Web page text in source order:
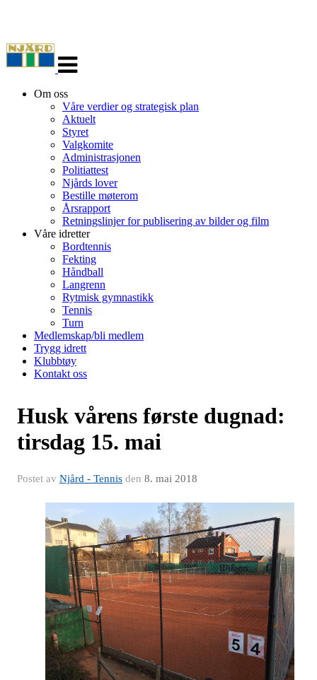
navigasjon
Om oss
Våre verdier og strategisk plan
Aktuelt
Styret
Valgkomite
Administrasjonen
Politiattest
Njårds lover
Bestille møterom
Årsrapport
Retningslinjer for publisering av bilder og film
Våre idretter
Bordtennis
Fekting
Håndball
Langrenn
Rytmisk gymnastikk
Tennis
Turn
Medlemskap/bli medlem
Trygg idrett
Klubbtøy
Kontakt oss
Husk vårens første dugnad:
tirsdag 15. mai
Postet av Njård - Tennis den 8. mai 2018